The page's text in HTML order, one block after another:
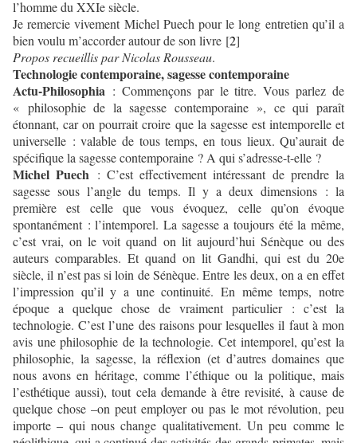
l’homme du XXIe siècle.
Je remercie vivement Michel Puech pour le long entretien qu’il a
bien voulu m’accorder autour de son livre [2]
Propos recueillis par Nicolas Rousseau.
Technologie contemporaine, sagesse contemporaine
Actu-Philosophia : Commençons par le titre. Vous parlez de
« philosophie de la sagesse contemporaine », ce qui paraît
étonnant, car on pourrait croire que la sagesse est intemporelle et
universelle : valable de tous temps, en tous lieux. Qu’aurait de
spécifique la sagesse contemporaine ? A qui s’adresse-t-elle ?
Michel Puech : C’est effectivement intéressant de prendre la
sagesse sous l’angle du temps. Il y a deux dimensions : la
première est celle que vous évoquez, celle qu’on évoque
spontanément : l’intemporel. La sagesse a toujours été la même,
c’est vrai, on le voit quand on lit aujourd’hui Sénèque ou des
auteurs comparables. Et quand on lit Gandhi, qui est du 20e
siècle, il n’est pas si loin de Sénèque. Entre les deux, on a en effet
l’impression qu’il y a une continuité. En même temps, notre
époque a quelque chose de vraiment particulier : c’est la
technologie. C’est l’une des raisons pour lesquelles il faut à mon
avis une philosophie de la technologie. Cet intemporel, qu’est la
philosophie, la sagesse, la réflexion (et d’autres domaines que
nous avons en héritage, comme l’éthique ou la politique, mais
l’esthétique aussi), tout cela demande à être revisité, à cause de
quelque chose –on peut employer ou pas le mot révolution, peu
importe – qui nous change qualitativement. Un peu comme le